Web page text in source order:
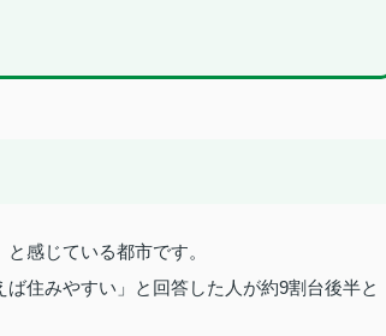
感じている都市です。
住みやすい」と回答した人が約9割台後半と